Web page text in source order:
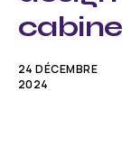
Tarifs
24 DÉCEMBRE
2024